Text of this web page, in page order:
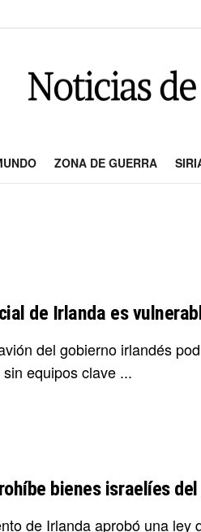
ZONA DE GUERRA
de Irlanda es
del gobierno irlandés
equipos clave ...
bienes israelíes
de Irlanda aprobó una